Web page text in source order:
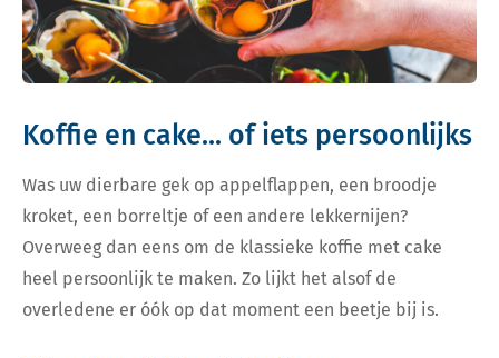
Koffie en cake... of iets persoonlijks
Was uw dierbare gek op appelflappen, een broodje
kroket, een borreltje of een andere lekkernijen?
Overweeg dan eens om de klassieke koffie met cake
heel persoonlijk te maken. Zo lijkt het alsof de
overledene er óók op dat moment een beetje bij is.